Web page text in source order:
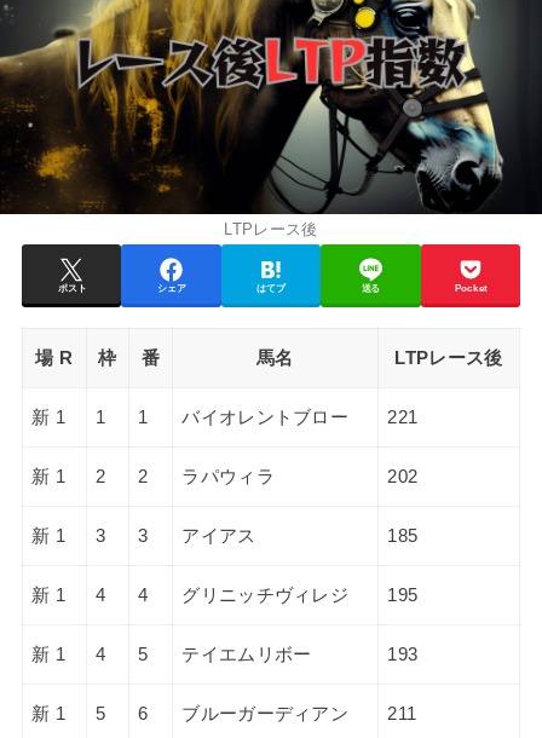
LTPレース後
ポスト シェア はてブ 送る Pocket
場 R 枠 番 馬名 LTPレース後
新 1 1 1 バイオレントブロー 221
新 1 2 2 ラパウィラ 202
新 1 3 3 アイアス 185
新 1 4 4 グリニッチヴィレジ 195
新 1 4 5 テイエムリボー 193
新 1 5 6 ブルーガーディアン 211